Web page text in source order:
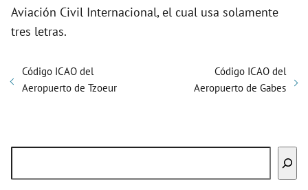
Aviación Civil Internacional, el cual usa solamente
tres letras.
Código ICAO del
Aeropuerto de Tzoeur
Código ICAO del
Aeropuerto de Gabes